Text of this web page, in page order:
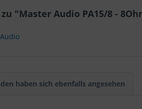
"Master Audio PA15/8 -
haben sich ebenfalls angesehen